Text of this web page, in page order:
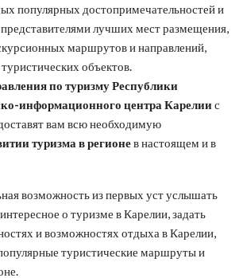
популярных достопримечательностей и
представителями лучших мест размещения,
маршрутов и направлений,
объектов.
по туризму Республики
информационного центра Карелиис
вам всю необходимую
туризма в регионев настоящем и в
возможность из первых уст услышать
о туризме в Карелии, задать
и возможностях отдыха в Карелии,
туристические маршруты и